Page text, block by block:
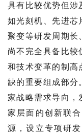
具有比较优势但涉
如光刻机、先进芯
聚变等研发周期长
尚不完全具备比较
和技术变革的制高
缺的重要组成部分
家战略需求导向，
家层面的创新联
源，设立专项研